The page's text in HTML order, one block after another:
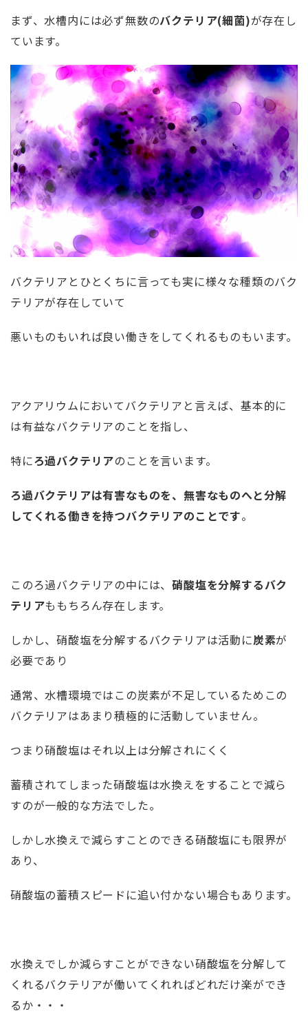
まず、水槽内には必ず無数のバクテリア(細菌)が存在し
ています。
バクテリアとひとくちに言っても実に様々な種類のバク
テリアが存在していて
悪いものもいれば良い働きをしてくれるものもいます。
アクアリウムにおいてバクテリアと言えば、基本的に
は有益なバクテリアのことを指し、
特にろ過バクテリアのことを言います。
ろ過バクテリアは有害なものを、無害なものへと分解
してくれる働きを持つバクテリアのことです。
このろ過バクテリアの中には、硝酸塩を分解するバク
テリアももちろん存在します。
しかし、硝酸塩を分解するバクテリアは活動に炭素が
必要であり
通常、水槽環境ではこの炭素が不足しているためこの
バクテリアはあまり積極的に活動していません。
つまり硝酸塩はそれ以上は分解されにくく
蓄積されてしまった硝酸塩は水換えをすることで減ら
すのが一般的な方法でした。
しかし水換えで減らすことのできる硝酸塩にも限界が
あり、
硝酸塩の蓄積スピードに追い付かない場合もあります。
水換えでしか減らすことができない硝酸塩を分解して
くれるバクテリアが働いてくれればどれだけ楽ができ
るか・・・